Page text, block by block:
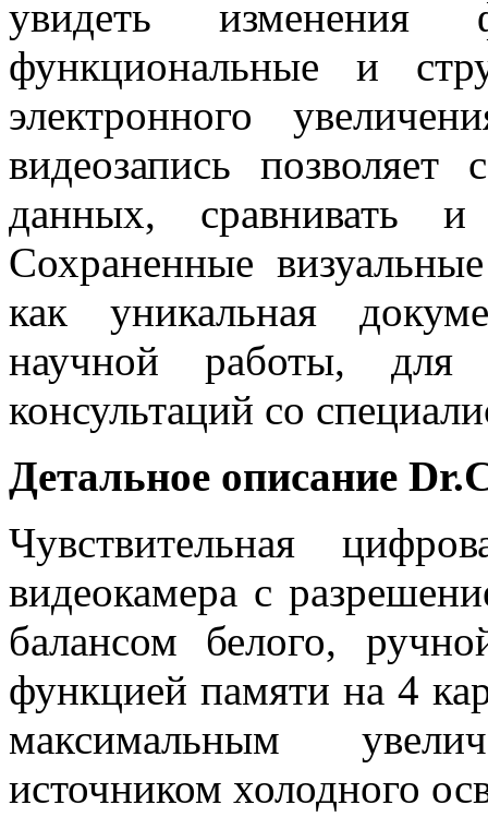
увидеть
функциональные и
электронного
видеозапись позволяет
данных, сравнивать и
Сохраненные
как уникальная
научной работы, для
консультаций со
Детальное описание
Чувствительная
видеокамера с
балансом белого,
функцией памяти на 4
максимальным
источником холодного